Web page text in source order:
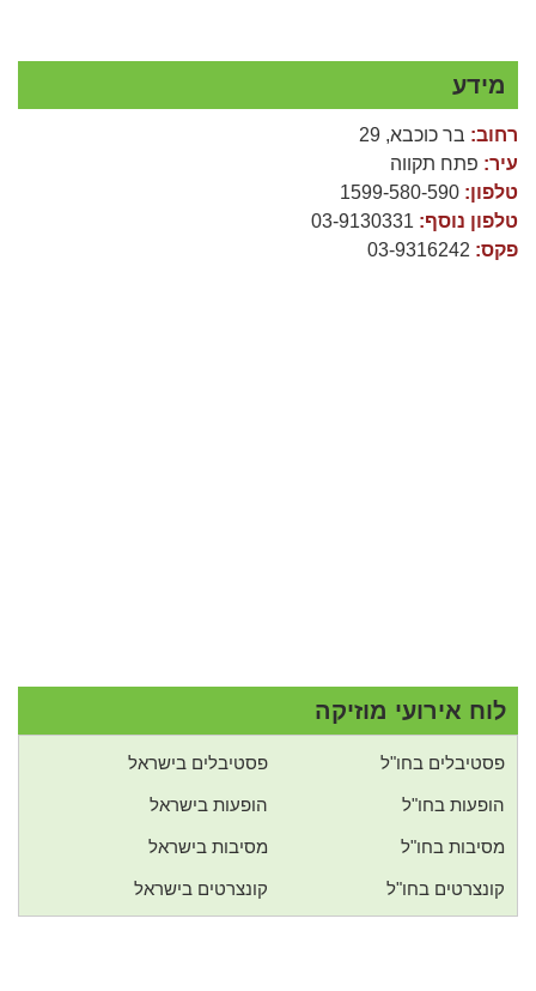
מידע
רחוב: בר כוכבא, 29
עיר: פתח תקווה
טלפון:
טלפון נוסף:
פקס:
לוח אירועי מוזיקה
פסטיבלים בחו"ל פסטיבלים בישראל
הופעות בחו"ל הופעות בישראל
מסיבות בחו"ל מסיבות בישראל
קונצרטים בחו"ל קונצרטים בישראל